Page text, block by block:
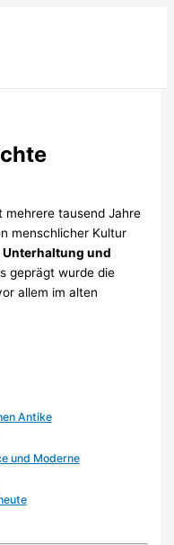
mehrere tausend Jahre
menschlicher Kultur
Unterhaltung und
geprägt wurde die
allem im alten
Antike
und Moderne